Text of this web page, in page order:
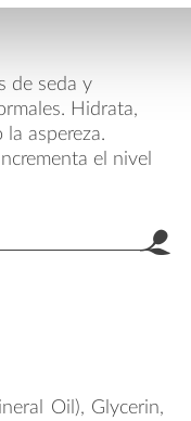
de seda y
Hidrata,
aspereza.
el nivel
Oil), Glycerin,